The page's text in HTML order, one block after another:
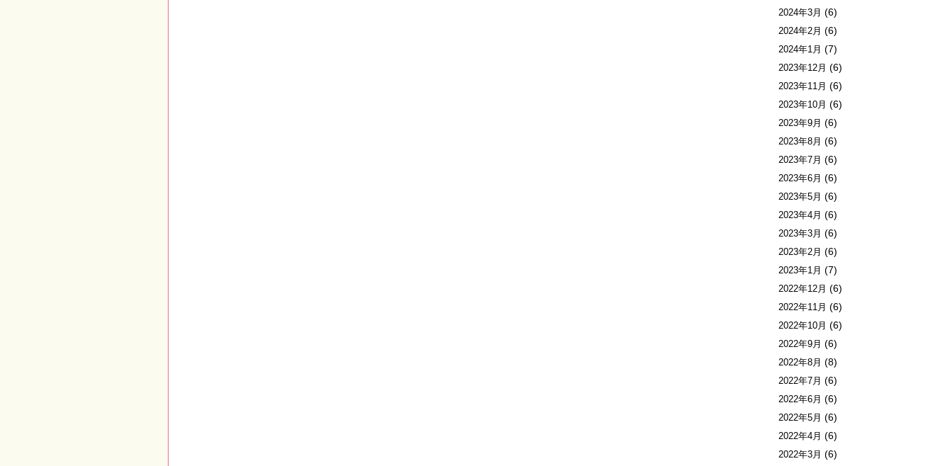
2024年3月 (6)
2024年2月 (6)
2024年1月 (7)
2023年12月 (6)
2023年11月 (6)
2023年10月 (6)
2023年9月 (6)
2023年8月 (6)
2023年7月 (6)
2023年6月 (6)
2023年5月 (6)
2023年4月 (6)
2023年3月 (6)
2023年2月 (6)
2023年1月 (7)
2022年12月 (6)
2022年11月 (6)
2022年10月 (6)
2022年9月 (6)
2022年8月 (8)
2022年7月 (6)
2022年6月 (6)
2022年5月 (6)
2022年4月 (6)
2022年3月 (6)